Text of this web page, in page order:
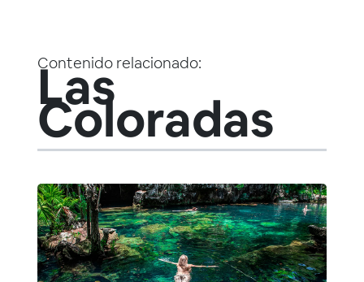
Contenido relacionado:
Las
Coloradas